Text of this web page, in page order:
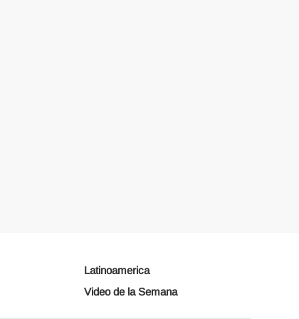
Latinoamerica
Video de la Semana